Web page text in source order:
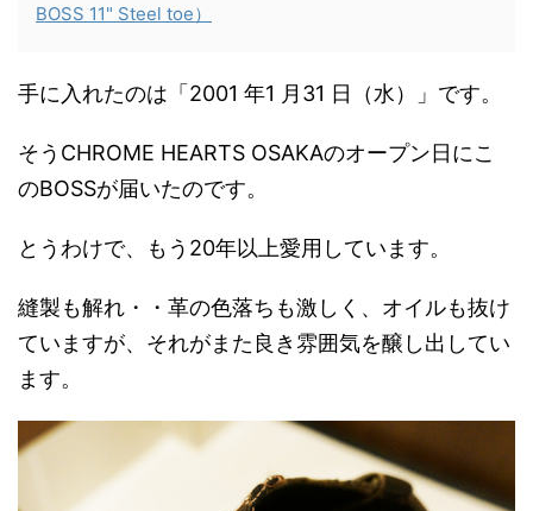
BOSS 11" Steel toe）
手に入れたのは「2001 年1 月31 日（水）」です。
そうCHROME HEARTS OSAKAのオープン日にこ
のBOSSが届いたのです。
とうわけで、もう20年以上愛用しています。
縫製も解れ・・革の色落ちも激しく、オイルも抜け
ていますが、それがまた良き雰囲気を醸し出してい
ます。